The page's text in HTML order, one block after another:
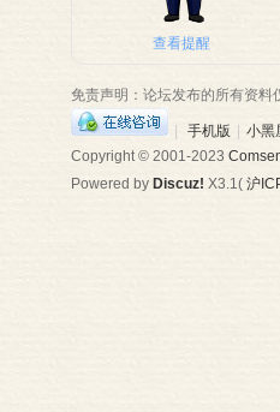
查看提醒
免责声明：论坛发布的所有资料
手机版 小黑
Copyright © 2001-2023
Powered by Discuz! X3.1( 沪